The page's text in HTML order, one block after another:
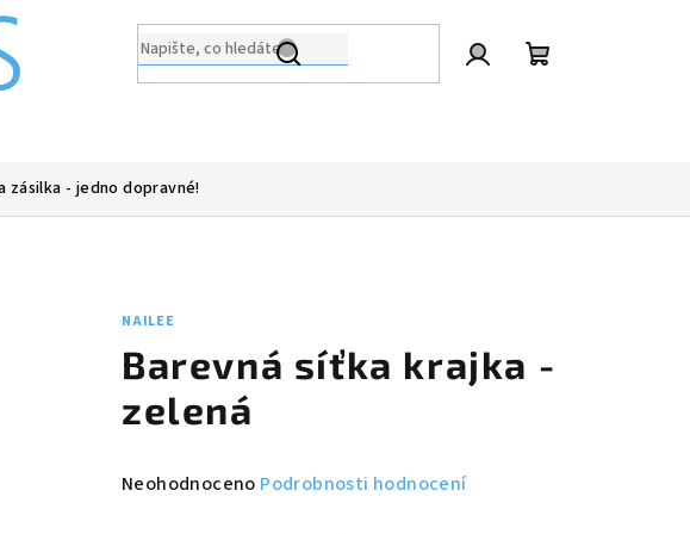
zásilka - jedno dopravné!
NAILEE
Barevná síťka krajka -
zelená
Průměrné
Neohodnoceno Podrobnosti hodnocení